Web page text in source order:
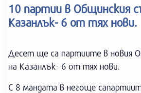
10 партии в Общинския
Казанлък- 6 от тях нови.
Десет ще са партиите в новия
на Казанлък- 6 от тях нови.
С 8 мандата в негоще